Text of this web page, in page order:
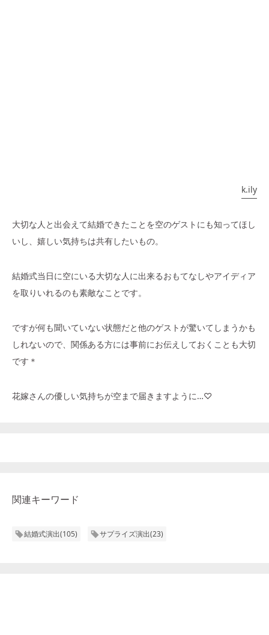
k.ily
大切な人と出会えて結婚できたことを空のゲストにも知ってほし
いし、嬉しい気持ちは共有したいもの。
結婚式当日に空にいる大切な人に出来るおもてなしやアイディア
を取りいれるのも素敵なことです。
ですが何も聞いていない状態だと他のゲストが驚いてしまうかも
しれないので、関係ある方には事前にお伝えしておくことも大切
です＊
花嫁さんの優しい気持ちが空まで届きますように…♡
関連キーワード
結婚式演出(105) サプライズ演出(23)